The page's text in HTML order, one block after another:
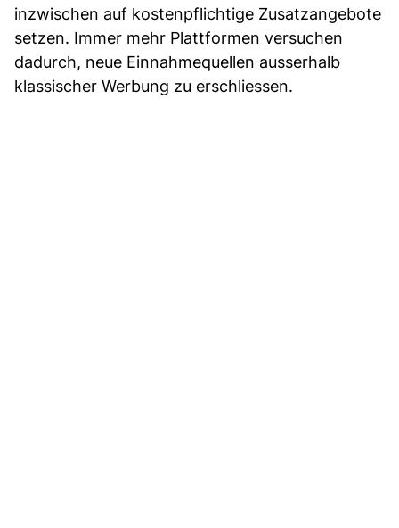
inzwischen auf kostenpflichtige Zusatzangebote
setzen. Immer mehr Plattformen versuchen
dadurch, neue Einnahmequellen ausserhalb
klassischer Werbung zu erschliessen.